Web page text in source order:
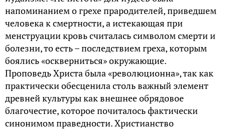
напоминанием о грехе прародителей, приведшем
человека к смертности, а истекающая при
менструации кровь считалась символом смерти и
болезни, то есть – последствием греха, которым
боялись «оскверниться» окружающие.
Проповедь Христа была «революционна», так как
практически обесценила столь важный элемент
древней культуры как внешнее обрядовое
благочестие, которое почиталось фактически
синонимом праведности. Христианство